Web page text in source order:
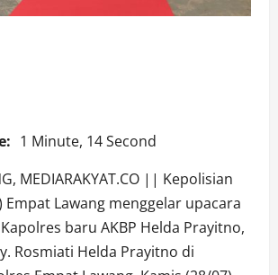
1 Minute, 14 Second
MEDIARAKYAT.CO || Kepolisian
Empat Lawang menggelar upacara
baru AKBP Helda Prayitno,
Rosmiati Helda Prayitno di